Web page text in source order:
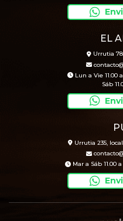
EL
Urrutia
Lun a Vie 11.00 a
Sáb
Urrutia 235,
Mar a Sáb 11.00